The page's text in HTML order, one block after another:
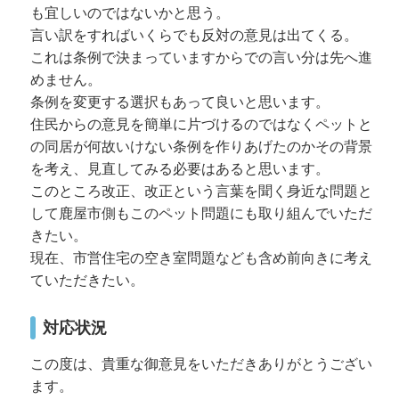
も宜しいのではないかと思う。
言い訳をすればいくらでも反対の意見は出てくる。
これは条例で決まっていますからでの言い分は先へ進
めません。
条例を変更する選択もあって良いと思います。
住民からの意見を簡単に片づけるのではなくペットと
の同居が何故いけない条例を作りあげたのかその背景
を考え、見直してみる必要はあると思います。
このところ改正、改正という言葉を聞く身近な問題と
して鹿屋市側もこのペット問題にも取り組んでいただ
きたい。
現在、市営住宅の空き室問題なども含め前向きに考え
ていただきたい。
対応状況
この度は、貴重な御意見をいただきありがとうござい
ます。